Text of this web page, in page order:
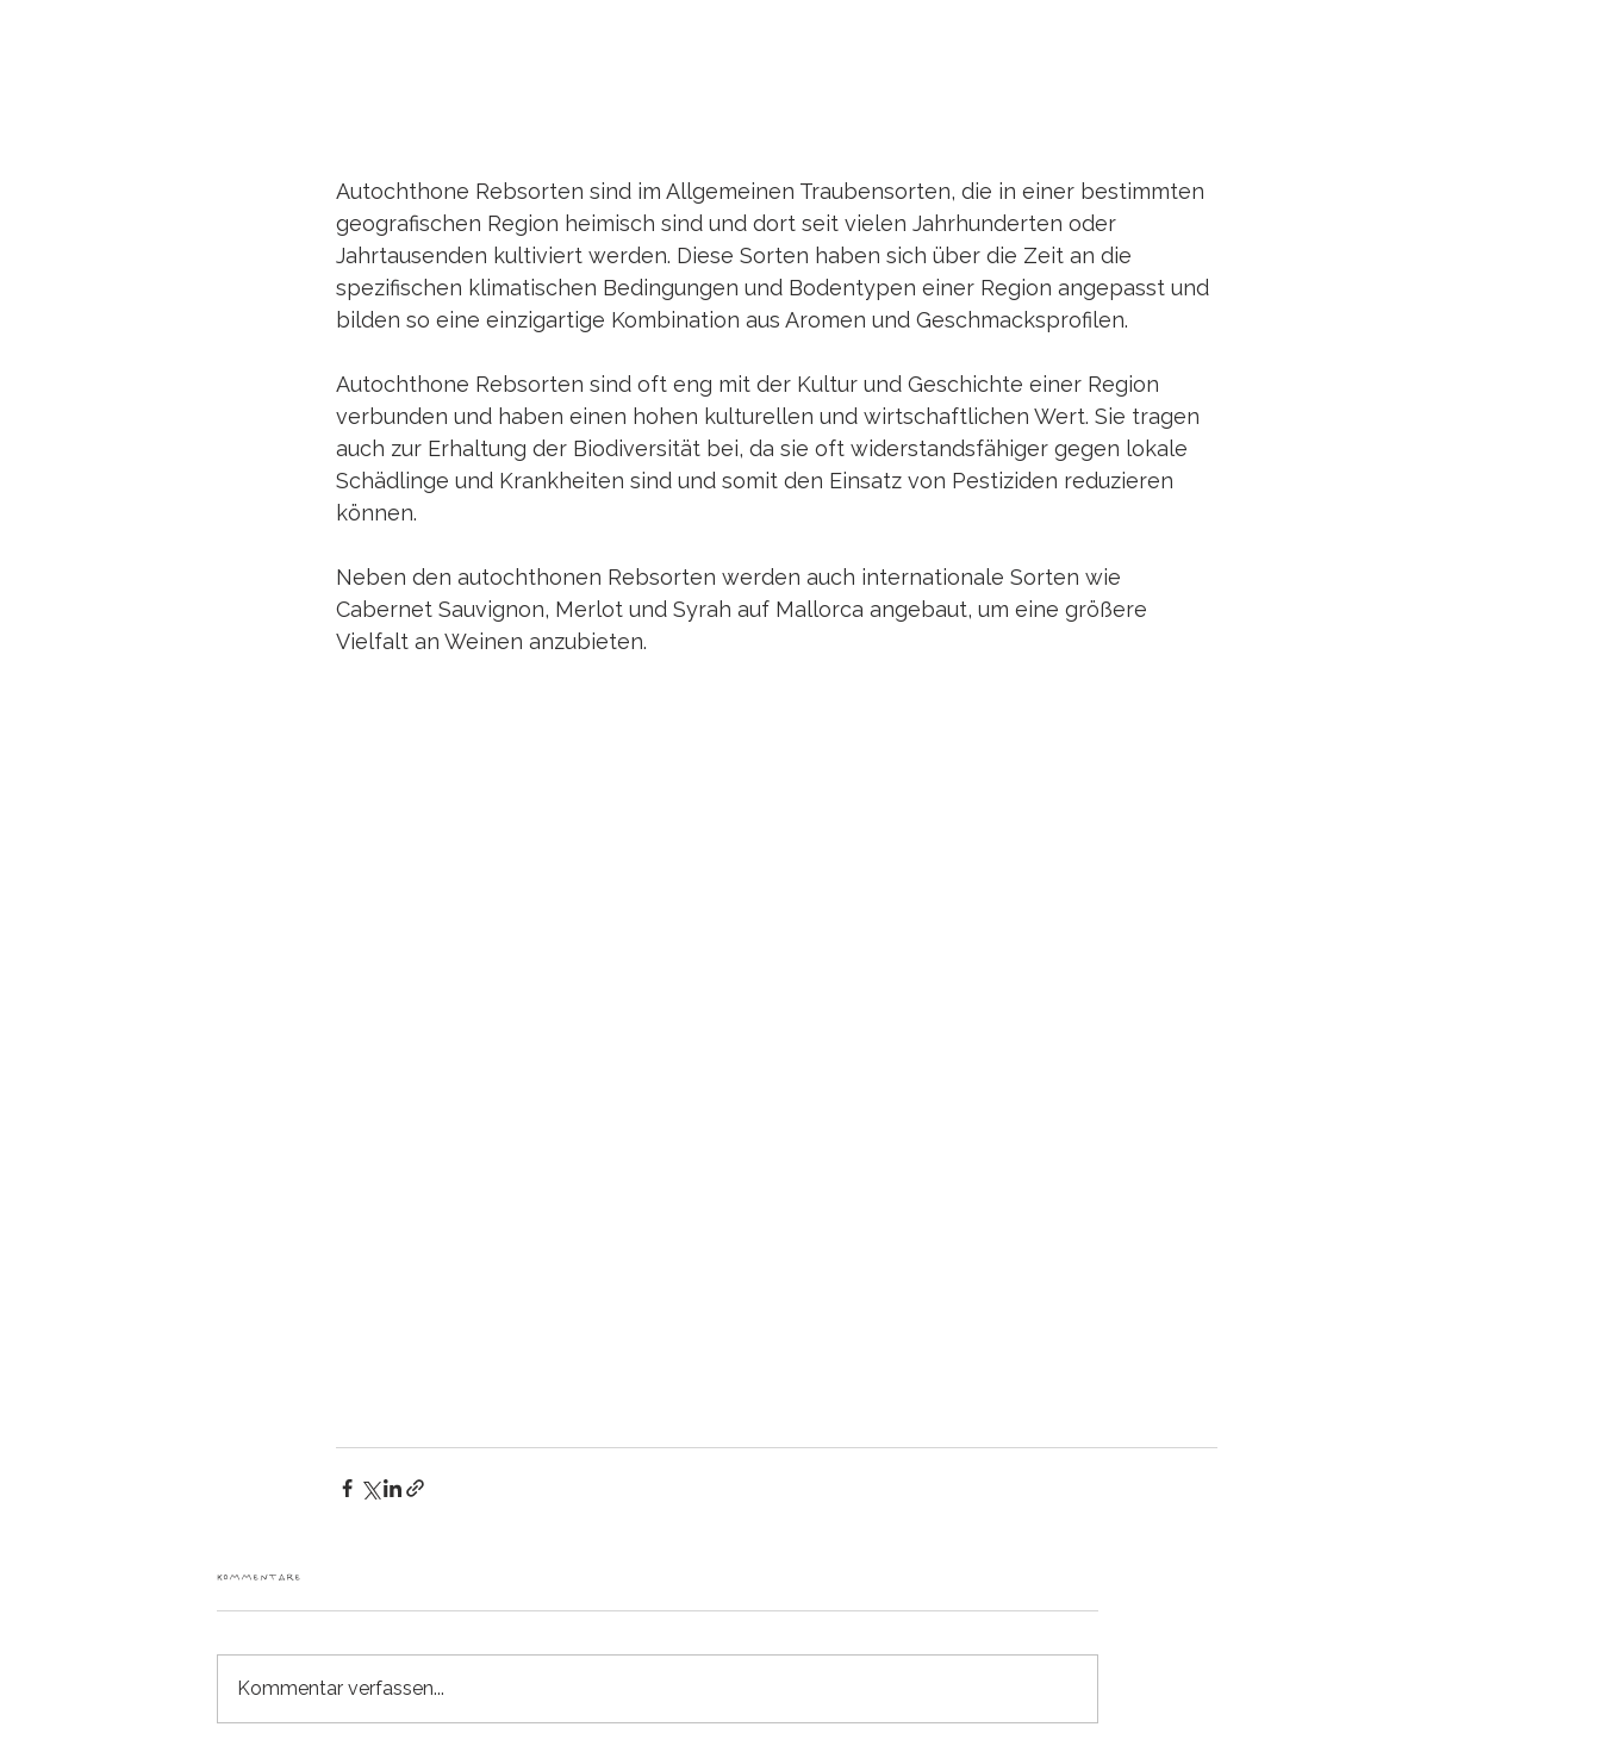
Autochthone Rebsorten sind im Allgemeinen Traubensorten, die in einer bestimmten
geografischen Region heimisch sind und dort seit vielen Jahrhunderten oder
Jahrtausenden kultiviert werden. Diese Sorten haben sich über die Zeit an die
spezifischen klimatischen Bedingungen und Bodentypen einer Region angepasst und
bilden so eine einzigartige Kombination aus Aromen und Geschmacksprofilen.
Autochthone Rebsorten sind oft eng mit der Kultur und Geschichte einer Region
verbunden und haben einen hohen kulturellen und wirtschaftlichen Wert. Sie tragen
auch zur Erhaltung der Biodiversität bei, da sie oft widerstandsfähiger gegen lokale
Schädlinge und Krankheiten sind und somit den Einsatz von Pestiziden reduzieren
können.
Neben den autochthonen Rebsorten werden auch internationale Sorten wie
Cabernet Sauvignon, Merlot und Syrah auf Mallorca angebaut, um eine größere
Vielfalt an Weinen anzubieten.
Kommentare
Kommentar verfassen...